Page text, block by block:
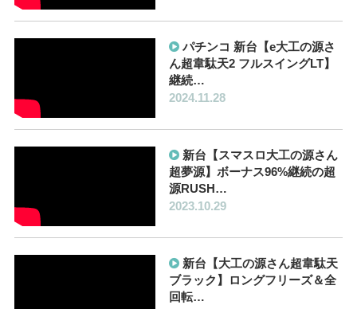
パチンコ 新台【e大工の源さ
ん超韋駄天2 フルスイングLT】
継続…
2024.11.28
新台【スマスロ大工の源さん
超夢源】ボーナス96%継続の超
源RUSH…
2023.10.29
新台【大工の源さん超韋駄天
ブラック】ロングフリーズ＆全
回転…